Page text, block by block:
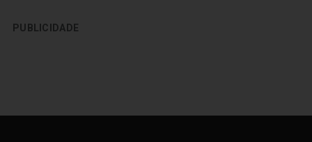
PUBLICIDADE